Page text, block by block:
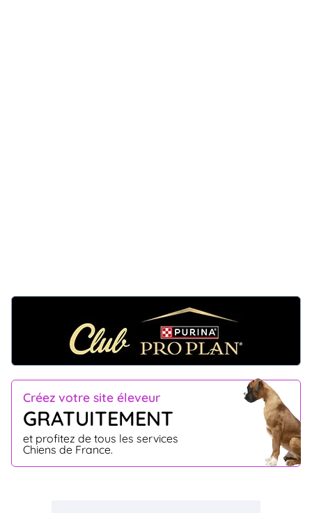
Créez votre site éleveur
GRATUITEMENT
et profitez de tous les services
Chiens de France.